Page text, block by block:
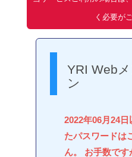
く必要が
YRI Web
ン
2022年06月24
たパスワードは
ん。 お手数です